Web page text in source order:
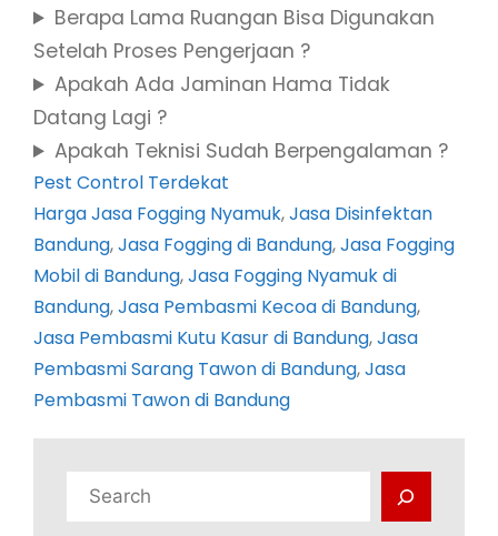
Berapa Lama Ruangan Bisa Digunakan
Setelah Proses Pengerjaan ?
Apakah Ada Jaminan Hama Tidak
Datang Lagi ?
Apakah Teknisi Sudah Berpengalaman ?
Pest Control Terdekat
Harga Jasa Fogging Nyamuk, Jasa Disinfektan
Bandung, Jasa Fogging di Bandung, Jasa Fogging
Mobil di Bandung, Jasa Fogging Nyamuk di
Bandung, Jasa Pembasmi Kecoa di Bandung
Jasa Pembasmi Kutu Kasur di Bandung, Jasa
Pembasmi Sarang Tawon di Bandung, Jasa
Pembasmi Tawon di Bandung
a